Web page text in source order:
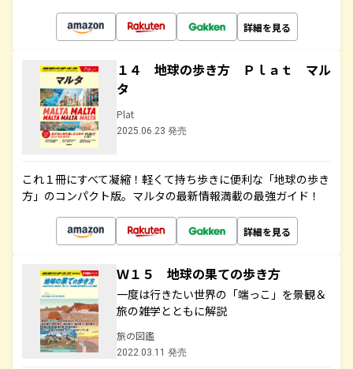
詳細を見る
１４ 地球の歩き方 Ｐｌａｔ マル
タ
Plat
2025.06.23 発売
これ１冊にすべて凝縮！軽くて持ち歩きに便利な「地球の歩き
方」のコンパクト版。マルタの最新情報満載の最強ガイド！
詳細を見る
Ｗ１５ 地球の果ての歩き方
一度は行きたい世界の「端っこ」を景観＆
旅の雑学とともに解説
旅の図鑑
2022.03.11 発売